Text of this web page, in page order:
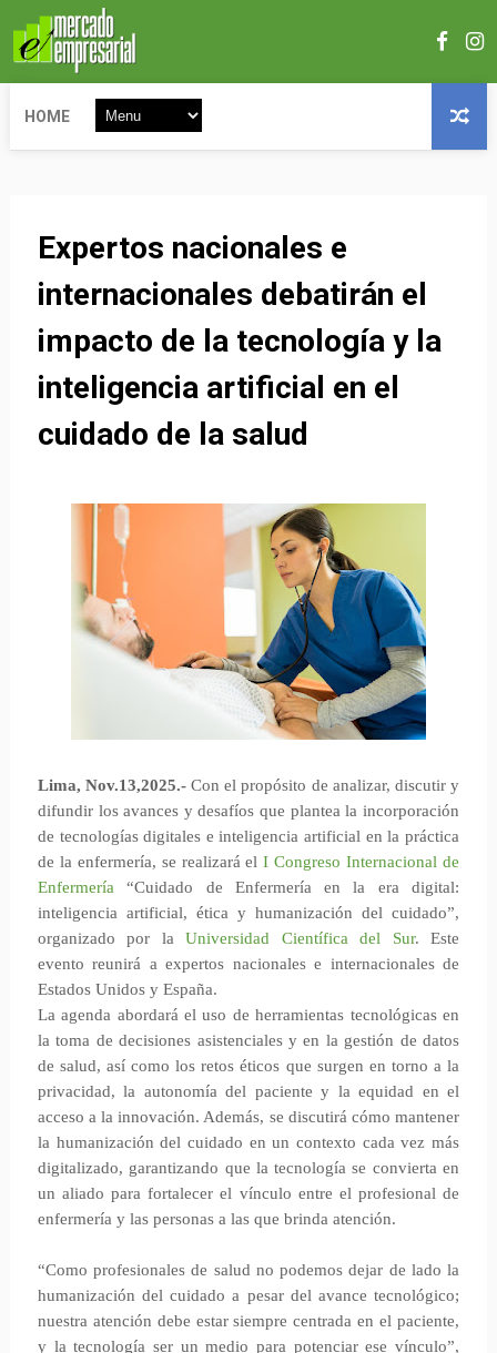
HOME
Expertos nacionales e
internacionales debatirán el
impacto de la tecnología y la
inteligencia artificial en el
cuidado de la salud
Lima, Nov.13,2025.- Con el propósito de analizar, discutir y
difundir los avances y desafíos que plantea la incorporación
de tecnologías digitales e inteligencia artificial en la práctica
de la enfermería, se realizará elI Congreso Internacional de
Enfermería “Cuidado de Enfermería en la era digital:
inteligencia artificial, ética y humanización del cuidado”,
organizado por laUniversidad Científica del Sur. Este
evento reunirá a expertos nacionales e internacionales de
Estados Unidos y España.
La agenda abordará el uso de herramientas tecnológicas en
la toma de decisiones asistenciales y en la gestión de datos
de salud, así como los retos éticos que surgen en torno a la
privacidad, la autonomía del paciente y la equidad en el
acceso a la innovación. Además, se discutirá cómo mantener
la humanización del cuidado en un contexto cada vez más
digitalizado, garantizando que la tecnología se convierta en
un aliado para fortalecer el vínculo entre el profesional de
enfermería y las personas a las que brinda atención.
“Como profesionales de salud no podemos dejar de lado la
humanización del cuidado a pesar del avance tecnológico;
nuestra atención debe estar siempre centrada en el paciente,
y la tecnología ser un medio para potenciar ese vínculo”,